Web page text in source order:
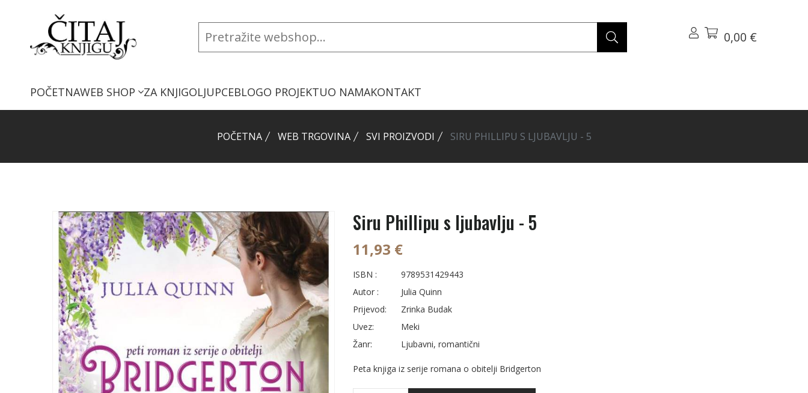
0,00 €
POČETNAWEB SHOP ZA KNJIGOLJUPCEBLOGO PROJEKTUO NAMAKONTAKT
POČETNA WEB TRGOVINA SVI PROIZVODI SIRU PHILLIPU S LJUBAVLJU - 5
Siru Phillipu s ljubavlju - 5
11,93 €
ISBN :
9789531429443
Autor :
Julia Quinn
Prijevod:
Zrinka Budak
Uvez:
Meki
Žanr:
Ljubavni, romantični
Peta knjiga iz serije romana o obitelji Bridgerton